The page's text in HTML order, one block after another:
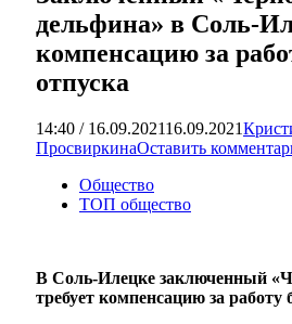
дельфина» в Соль-
компенсацию за
отпуска
14:40 / 16.09.202116.09.2021
ПросвиркинаОставить
Общество
ТОП общество
В Соль-Илецке заключенный
требует компенсацию за работу